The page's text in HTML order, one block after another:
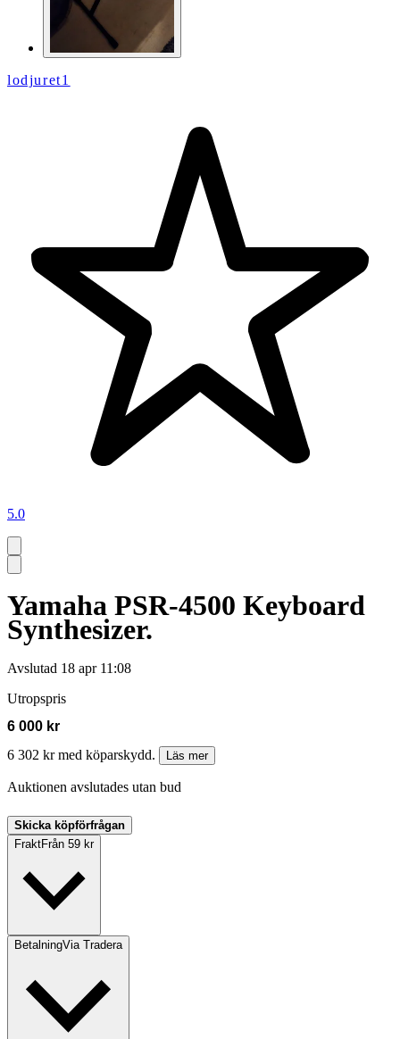
lodjuret1
5.0
Yamaha PSR-4500 Keyboard
Synthesizer.
Avslutad 18 apr 11:08
Utropspris
6 000 kr
6 302 kr med köparskydd.
Läs mer
Auktionen avslutades utan bud
Skicka köpförfrågan
FraktFrån 59 kr
BetalningVia Tradera